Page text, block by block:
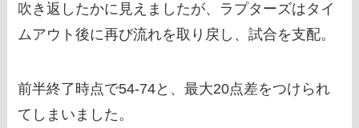
吹き返したかに見えましたが、ラプターズはタイ
ムアウト後に再び流れを取り戻し、試合を支配。
前半終了時点で54-74と、最大20点差をつけられ
てしまいました。